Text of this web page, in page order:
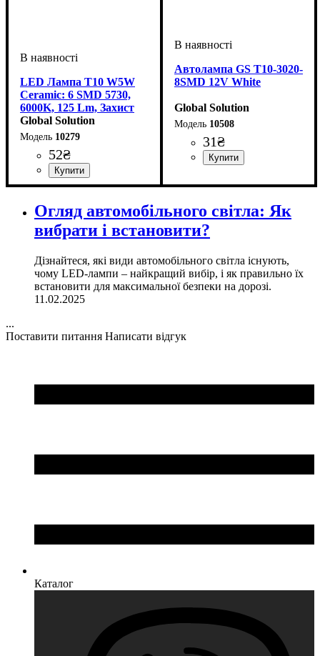
LED Лампа T10 W5W
Ceramic: 6 SMD 5730,
6000K, 125 Lm, Захист
від Перегріву
Global Solution
10279
52₴
Призначення лампи:
Колір:: Білий
Тип світлодіодного елементу:
Кількість світлодіодів: 6
Напруга, V: 12V
Кількість в упаковці: 1 шт.
Автолампа GS T10-3020-
8SMD 12V White
Global Solution
10508
31₴
Габаритні вогні
3020SMD
SMD
Огляд автомобільного світла: Як
вибрати і встановити?
Дізнайтеся, які види автомобільного світла існують,
чому LED-лампи – найкращий вибір, і як правильно їх
встановити для максимальної безпеки на дорозі.
11.02.2025
...
Поставити питання Написати відгук
Каталог